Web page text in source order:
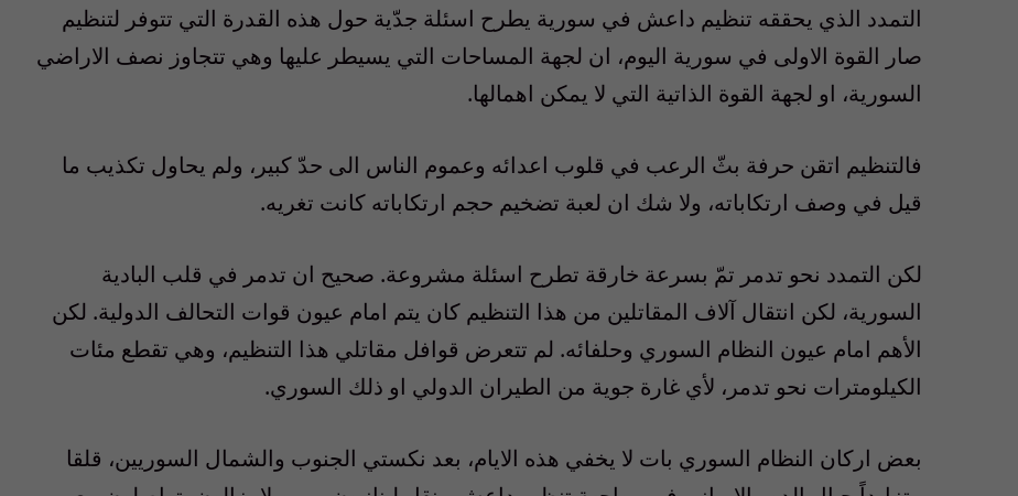
التمدد الذي يحققه تنظيم داعش في سورية يطرح اسئلة جدّية حول هذه القدرة التي تتوفر لتنظيم
صار القوة الاولى في سورية اليوم، ان لجهة المساحات التي يسيطر عليها وهي تتجاوز نصف الاراضي
السورية، او لجهة القوة الذاتية التي لا يمكن اهمالها.
فالتنظيم اتقن حرفة بثّ الرعب في قلوب اعدائه وعموم الناس الى حدّ كبير، ولم يحاول تكذيب ما
قيل في وصف ارتكاباته، ولا شك ان لعبة تضخيم حجم ارتكاباته كانت تغريه.
لكن التمدد نحو تدمر تمّ بسرعة خارقة تطرح اسئلة مشروعة. صحيح ان تدمر في قلب البادية
السورية، لكن انتقال آلاف المقاتلين من هذا التنظيم كان يتم امام عيون قوات التحالف الدولية. لكن
الأهم امام عيون النظام السوري وحلفائه. لم تتعرض قوافل مقاتلي هذا التنظيم، وهي تقطع مئات
الكيلومترات نحو تدمر، لأي غارة جوية من الطيران الدولي او ذلك السوري.
بعض اركان النظام السوري بات لا يخفي هذه الايام، بعد نكستي الجنوب والشمال السوريين، قلقا